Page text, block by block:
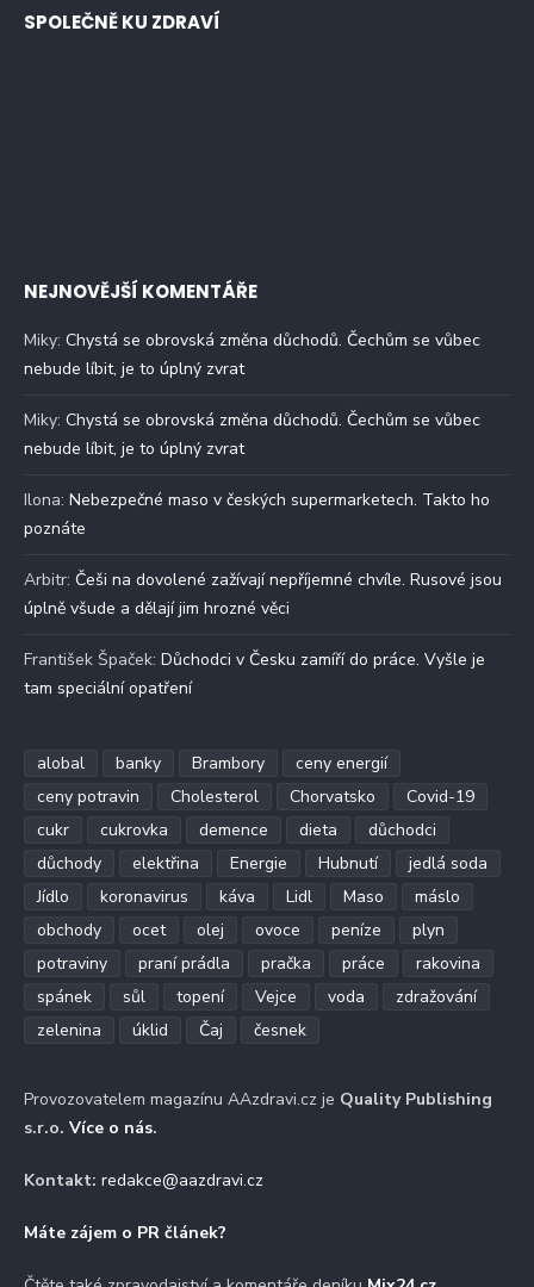
SPOLEČNĚ KU ZDRAVÍ
NEJNOVĚJŠÍ KOMENTÁŘE
Miky: Chystá se obrovská změna důchodů. Čechům se vůbec
nebude líbit, je to úplný zvrat
Miky: Chystá se obrovská změna důchodů. Čechům se vůbec
nebude líbit, je to úplný zvrat
Ilona: Nebezpečné maso v českých supermarketech. Takto ho
poznáte
Arbitr: Češi na dovolené zažívají nepříjemné chvíle. Rusové jsou
úplně všude a dělají jim hrozné věci
František Špaček: Důchodci v Česku zamíří do práce. Vyšle je
tam speciální opatření
alobal banky Brambory
ceny energií
ceny potravin
Cholesterol Chorvatsko
Covid-19
cukr
cukrovka demence dieta
důchodci
důchody
elektřina Energie Hubnutí
jedlá soda
Jídlo
koronavirus káva Lidl Maso
máslo
obchody
ocet olej ovoce peníze
plyn
potraviny
praní prádla pračka práce
rakovina
spánek
sůl topení Vejce voda
zdražování
zelenina
úklid Čaj česnek
Provozovatelem magazínu AAzdravi.cz je Quality Publishing
s.r.o. Více o nás.
Kontakt: redakce@aazdravi.cz
Máte zájem o PR článek?